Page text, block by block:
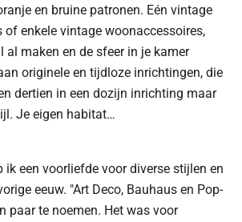
en bruine patronen. Eén vintage
enkele vintage woonaccessoires,
al maken en de sfeer in je kamer
originele en tijdloze inrichtingen, die
dertien in een dozijn inrichting maar
Je eigen habitat…
ik een voorliefde voor diverse stijlen en
eeuw. "Art Deco, Bauhaus en Pop-
paar te noemen. Het was voor